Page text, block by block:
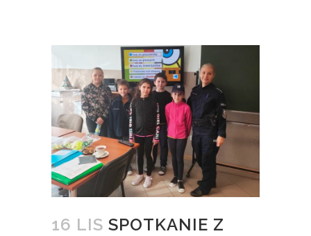
16 LIS SPOTKANIE Z